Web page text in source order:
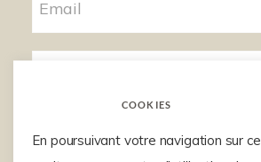
COOKIES
En poursuivant votre navigation sur ce